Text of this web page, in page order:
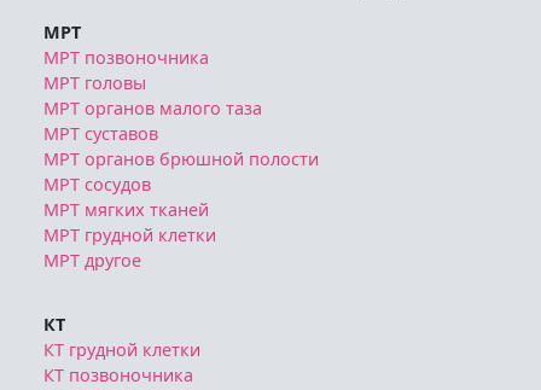
МРТ
МРТ позвоночника
МРТ головы
МРТ органов малого таза
МРТ суставов
МРТ органов брюшной полости
МРТ сосудов
МРТ мягких тканей
МРТ грудной клетки
МРТ другое
КТ
КТ грудной клетки
КТ позвоночника